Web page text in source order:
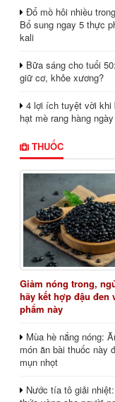
Đổ mồ hôi nhiều
Bổ sung ngay 5 thực
kali
Bữa sáng cho tuổi
giữ cơ, khỏe xương?
4 lợi ích tuyệt vời khi
hạt mè rang hàng ngày
THUỐC
Giảm nóng trong,
hãy kết hợp đậu đen
phẩm này
Mùa hè nắng nóng:
món ăn bài thuốc này
mụn nhọt
Nước tía tô giải